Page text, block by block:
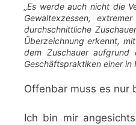
„Es werde auch nicht die
Gewaltexzessen,
durchschnittliche
Überzeichnung erkennt,
dem Zuschauer
Geschäftspraktiken einer in
Offenbar muss es nur
Ich bin mir